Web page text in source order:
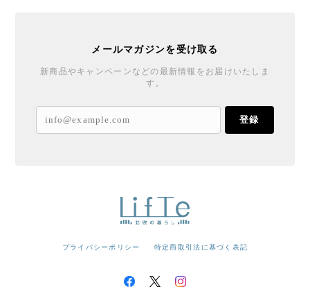
メールマガジンを受け取る
新商品やキャンペーンなどの最新情報をお届けいたしま
す。
登録
プライバシーポリシー 特定商取引法に基づく表記